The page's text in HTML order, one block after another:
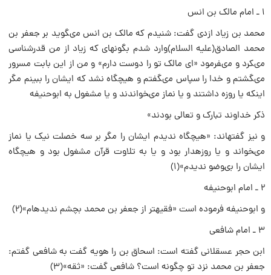
۱ ـ امام مالک بن انس
محمد بن زیاد ازدى گفت: شنیدم که مالک بن انس مىگوید بر جعفر بن
محمد الصادق(علیه السلام)وارد شدم بگونهاى که زیاد از من قدرشناسى
مىکرد و مىفرمود «اى مالک تو را دوست دارم» و من از این بابت مسرور
مىگشتم و خدا را سپاس مىگفتم و هیچگاه نشد که ایشان را ببینم مگر
اینکه یا روزه داشتند و یا نماز مىخواندند و یا مشغول به ابوحنیفه
ذکر خداوند تبارک و تعالى بودند»
و نیز گفتهاند: «هیچگاه ندیدم ایشان را مگر بر سه خصلت نیک یا نماز
مىخواند و یا روزهدار بود و یا به تلاوت قرآن مشغول بود و هیچگاه
ایشان را بىوضو ندیدم»(۱)
۲ ـ امام ابوحنیفه
و ابوحنیفه فرموده است «فقیهتر از جعفر بن محمد بچشم ندیدهام»(۲)
۳ ـ امام شافعى
ابن حجر عسقلانى گفته است: اسحاق بن را هویه گفت به شافعى گفتم:
جعفر بن محمد نزد تو چگونه است؟ شافعى گفت: «ثقه»(۳)